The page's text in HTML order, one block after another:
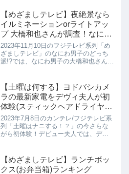
ら寝ながらケアできる睡眠グッズ渋谷
ロフトさんでは約60種類の睡...
【めざましテレビ】夜絶景なら
イルミネーションorライトアッ
プ 大橋和也さんが調査！なにわ
男子のどっち派!?2023年11月10
日
2023年11月10日のフジテレビ系列「め
ざましテレビ」のなにわ男子のどっち
派!?では、なにわ男子の大橋和也さんが
ップorきらびやかな演出が魅力のイルミ
ネーションの２つの魅...
【土曜は何する】ヨドバシカメ
ラの最新家電をデヴィ夫人が初
体験(スティックヘアドライヤ
ー・ヘッドマッサージャーなど)
デビュー夫人｜7月8日
2023年7月8日のカンテレ/フジテレビ系
列「土曜はナニする！？」の今さらな
がら初体験！デビュー夫人では、デヴ
操作できる扇風機や、超賢いトースタ
ー、ヘッドマッサージ機などデ...
【めざましテレビ】ランチボッ
クス(お弁当箱)ランキング